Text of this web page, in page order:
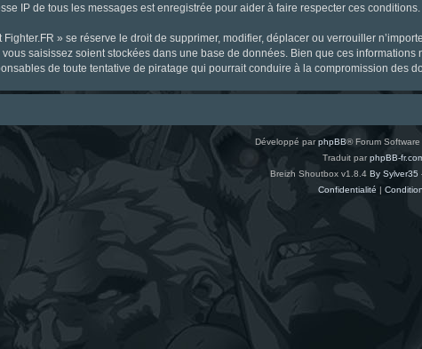
IP de tous les messages est enregistrée pour aider à faire respecter ces conditions.
Fighter.FR » se réserve le droit de supprimer, modifier, déplacer ou verrouiller
saisissez soient stockées dans une base de données. Bien que ces
de toute tentative de piratage qui pourrait conduire à la compromission des
Développé parphpBB® Forum
Traduit par phpBB-
Breizh Shoutbox v1.8.4 By Sylver35
Confidentialité |